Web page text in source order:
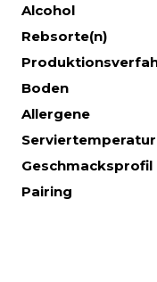
Alcohol
Rebsorte(n)
Boden
Allergene
Serviertemperatur
Geschmacksprofil
Pairing